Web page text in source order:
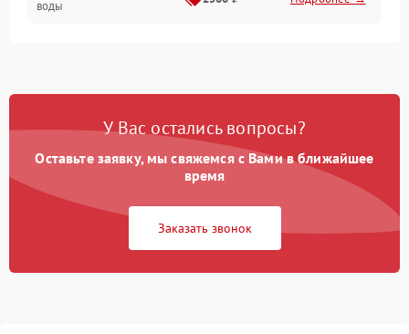
воды
Замена платы управления 2200 ₽ Подробнее →
У Вас остались вопросы?
Оставьте заявку, мы свяжемся с Вами в ближайшее
время
Заказать звонок